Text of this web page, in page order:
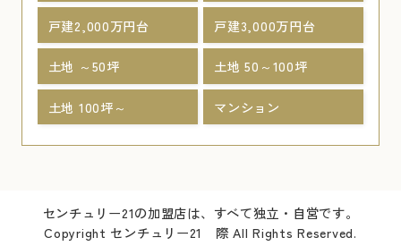
戸建2,000万円台 戸建3,000万円台
土地 ～50坪 土地 50～100坪
土地 100坪～ マンション
センチュリー21の加盟店は、すべて独立・自営です。
Copyright センチュリー21 際 All Rights Reserved.